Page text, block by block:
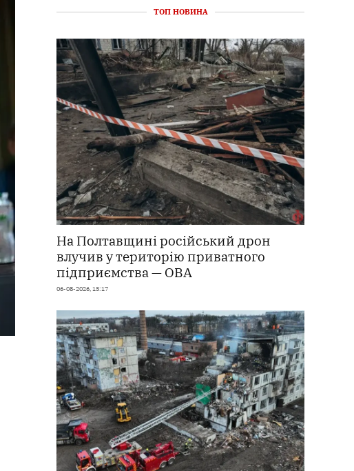
ТОП НОВИНА
На Полтавщині російський дрон
влучив у територію приватного
підприємства — ОВА
06-08-2026, 15:17